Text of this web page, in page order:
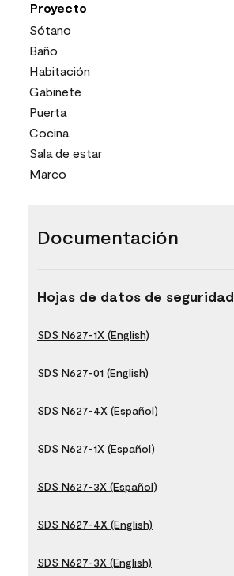
Proyecto
Sótano
Baño
Habitación
Gabinete
Puerta
Cocina
Sala de estar
Marco
Documentación
Hojas de datos de seguridad
SDS N627-1X (English)
SDS N627-01 (English)
SDS N627-4X (Español)
SDS N627-1X (Español)
SDS N627-3X (Español)
SDS N627-4X (English)
SDS N627-3X (English)